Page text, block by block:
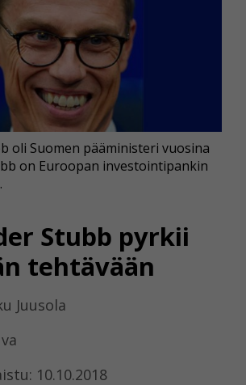
Stubb pyrkii
tehtävään
Juusola
10.10.2018
oli Suomen pääministeri vuosina
on Euroopan investointipankin